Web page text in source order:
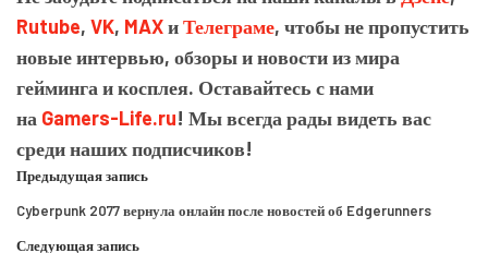
Rutube, VK, MAXиТелеграме, чтобы не пропустить
новые интервью, обзоры и новости из мира
гейминга и косплея. Оставайтесь с нами
на Gamers-Life.ru! Мы всегда рады видеть вас
среди наших подписчиков!
Предыдущая запись
Cyberpunk 2077 вернула онлайн после новостей об Edgerunners
Следующая запись